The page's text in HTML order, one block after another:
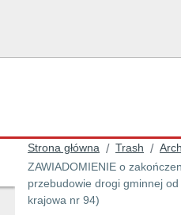
Strona główna / Trash /
ZAWIADOMIENIE o
przebudowie drogi gminnej
krajowa nr 94)